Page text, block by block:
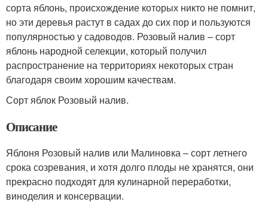
сорта яблонь, происхождение которых никто не помнит,
но эти деревья растут в садах до сих пор и пользуются
популярностью у садоводов. Розовый налив – сорт
яблонь народной селекции, который получил
распространение на территориях некоторых стран
благодаря своим хорошим качествам.
Сорт яблок Розовый налив.
Описание
Яблоня Розовый налив или Малиновка – сорт летнего
срока созревания, и хотя долго плоды не хранятся, они
прекрасно подходят для кулинарной переработки,
виноделия и консервации.